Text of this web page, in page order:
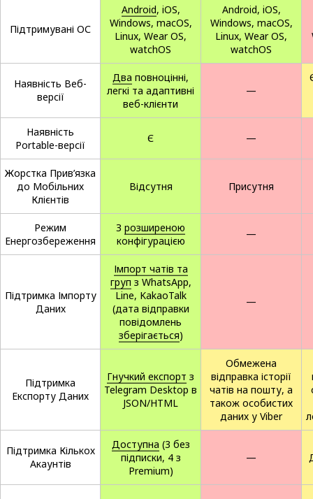
Підтримувані ОС
Android, iOS,
Windows, macOS,
Linux, Wear OS,
watchOS
Android, iOS,
Windows, macOS,
Linux, Wear OS,
watchOS
Наявність Веб-
версії
Два повноцінні,
легкі та адаптивні
веб-клієнти
—
Наявність
Portable-версії
Є —
Жорстка Прив’язка
до Мобільних
Клієнтів
Відсутня Присутня
Режим
Енергозбереження
З розширеною
конфігурацією
—
Підтримка Імпорту
Даних
Імпорт чатів та
груп з WhatsApp,
Line, KakaoTalk
(дата відправки
повідомлень
зберігається)
—
Підтримка
Експорту Даних
Гнучкий експорт з
Telegram Desktop в
JSON/HTML
Обмежена
відправка історії
чатів на пошту, а
також особистих
даних у Viber
Підтримка Кількох
Акаунтів
Доступна (3 без
підписки, 4 з
Premium)
—